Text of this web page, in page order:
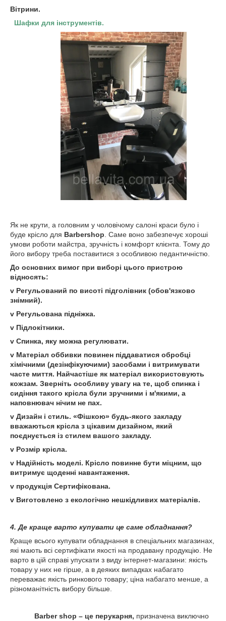
Вітрини.
Шафки для інструментів.
Як не крути, а головним у чоловічому салоні краси було і
буде крісло для Barbershop . Саме воно забезпечує хороші
умови роботи майстра, зручність і комфорт клієнта. Тому до
його вибору треба поставитися з особливою педантичністю.
До основних вимог при виборі цього пристрою
відносять:
v Регульований по висоті підголівник (обов'язково
знімний).
v Регульована підніжка.
v Підлокітники.
v Спинка, яку можна регулювати.
v Матеріал оббивки повинен піддаватися обробці
хімічними (дезінфікуючими) засобами і витримувати
часте миття. Найчастіше як матеріал використовують
кожзам. Зверніть особливу увагу на те, щоб спинка і
сидіння такого крісла були зручними і м'якими, а
наповнювач нічим не пах.
v Дизайн і стиль. «Фішкою» будь-якого закладу
вважаються крісла з цікавим дизайном, який
поєднується із стилем вашого закладу.
v Розмір крісла.
v Надійність моделі. Крісло повинне бути міцним, що
витримує щоденні навантаження.
v продукція Сертифікована.
v Виготовлено з екологічно нешкідливих матеріалів.
4. Де краще варто купувати це саме обладнання?
Краще всього купувати обладнання в спеціальних магазинах,
які мають всі сертифікати якості на продавану продукцію. Не
варто в цій справі упускати з виду інтернет-магазини: якість
товару у них не гірше, а в деяких випадках набагато
переважає якість ринкового товару; ціна набагато менше, а
різноманітність вибору більше.
Barber shop – це перукарня, призначена виключно